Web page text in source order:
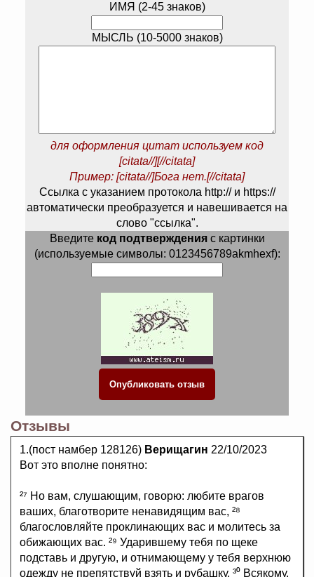
ИМЯ (2-45 знаков)
МЫСЛЬ (10-5000 знаков)
для оформления цитат используем код
[citata//][//citata]
Пример: [citata//]Бога нет.[//citata]
Ссылка с указанием протокола http:// и https://
автоматически преобразуется и навешивается на
слово "ссылка".
Введите код подтвержденияс картинки
(используемые символы: 0123456789akmhexf):
Отзывы
1.(пост намбер 128126) Верищагин 22/10/2023
Вот это вполне понятно:
²⁷ Но вам, слушающим, говорю: любите врагов
ваших, благотворите ненавидящим вас, ²⁸
благословляйте проклинающих вас и молитесь за
обижающих вас. ²⁹ Ударившему тебя по щеке
подставь и другую, и отнимающему у тебя верхнюю
одежду не препятствуй взять и рубашку. ³⁰ Всякому,